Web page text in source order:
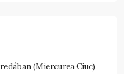
(Miercurea Ciuc)